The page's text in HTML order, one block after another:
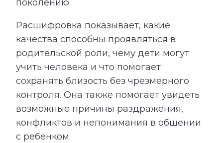
поколению.
Расшифровка показывает, какие
качества способны проявляться в
родительской роли, чему дети могут
учить человека и что помогает
сохранять близость без чрезмерного
контроля. Она также помогает увидеть
возможные причины раздражения,
конфликтов и непонимания в общении
с ребенком.